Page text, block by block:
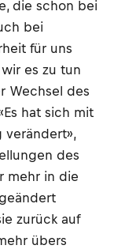
die schon bei
bei
für uns
es zu tun
Wechsel des
hat sich mit
verändert»,
des
mehr in die
zurück auf
übers